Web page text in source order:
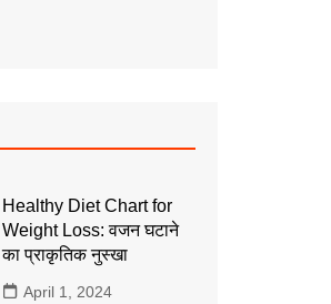
Healthy Diet Chart for
Weight Loss: वजन घटाने
का प्राकृतिक नुस्खा
April 1, 2024